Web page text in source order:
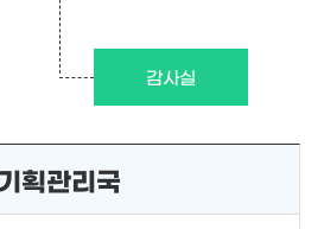
감사실
획관리국